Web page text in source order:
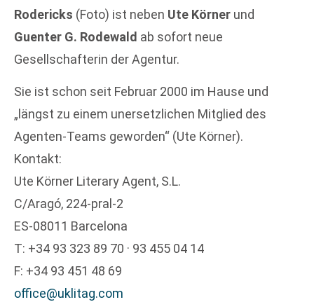
Rodericks (Foto) ist neben Ute Körner und
Guenter G. Rodewald ab sofort neue
Gesellschafterin der Agentur.
Sie ist schon seit Februar 2000 im Hause und
„längst zu einem unersetzlichen Mitglied des
Agenten-Teams geworden“ (Ute Körner).
Kontakt:
Ute Körner Literary Agent, S.L.
C/Aragó, 224-pral-2
ES-08011 Barcelona
T: +34 93 323 89 70 · 93 455 04 14
F: +34 93 451 48 69
office@uklitag.com